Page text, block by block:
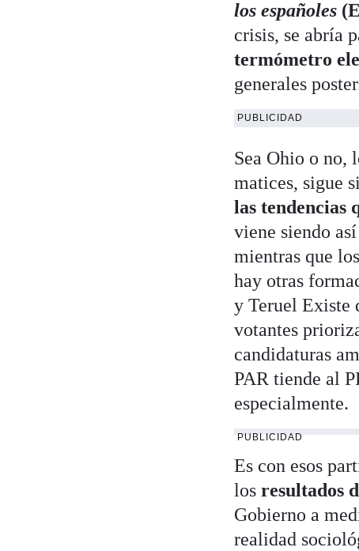
los españoles
crisis, se abría
termómetro
generales
PUBLICIDAD
Sea Ohio o no,
matices, sigue
las tendencias
viene siendo
mientras que
hay otras
y Teruel Existe
votantes
candidaturas
PAR tiende al
especialmente.
PUBLICIDAD
Es con esos
los resultados
Gobierno a
realidad